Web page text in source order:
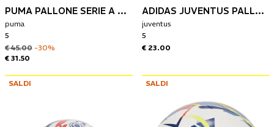
PUMA PALLONE SERIE A ORBITA TERMOSALDATO 25/26
puma
5
€ 45.00 -30%
€ 31.50
ADIDAS JUVENTUS PALLONE 24/25
juventus
5
€ 23.00
SALDI SALDI